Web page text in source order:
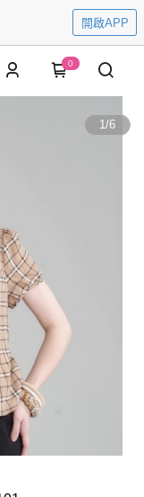
開啟APP
0
1/6